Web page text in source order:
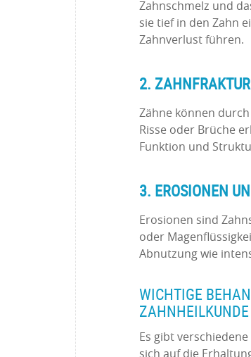
Zahnschmelz und
sie tief in den Zahn
Zahnverlust führen.
2.
Zähne können
Risse oder Brüche
Funktion und
3. EROSIONEN
Erosionen sind
oder
Abnutzung wie
WICHTIGE
ZAHNHEILKUNDE
Es gibt
sich auf die